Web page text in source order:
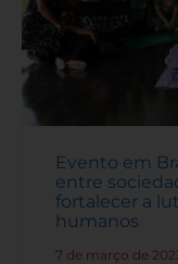
Evento em
entre
fortalecer a
humanos
7 de março de